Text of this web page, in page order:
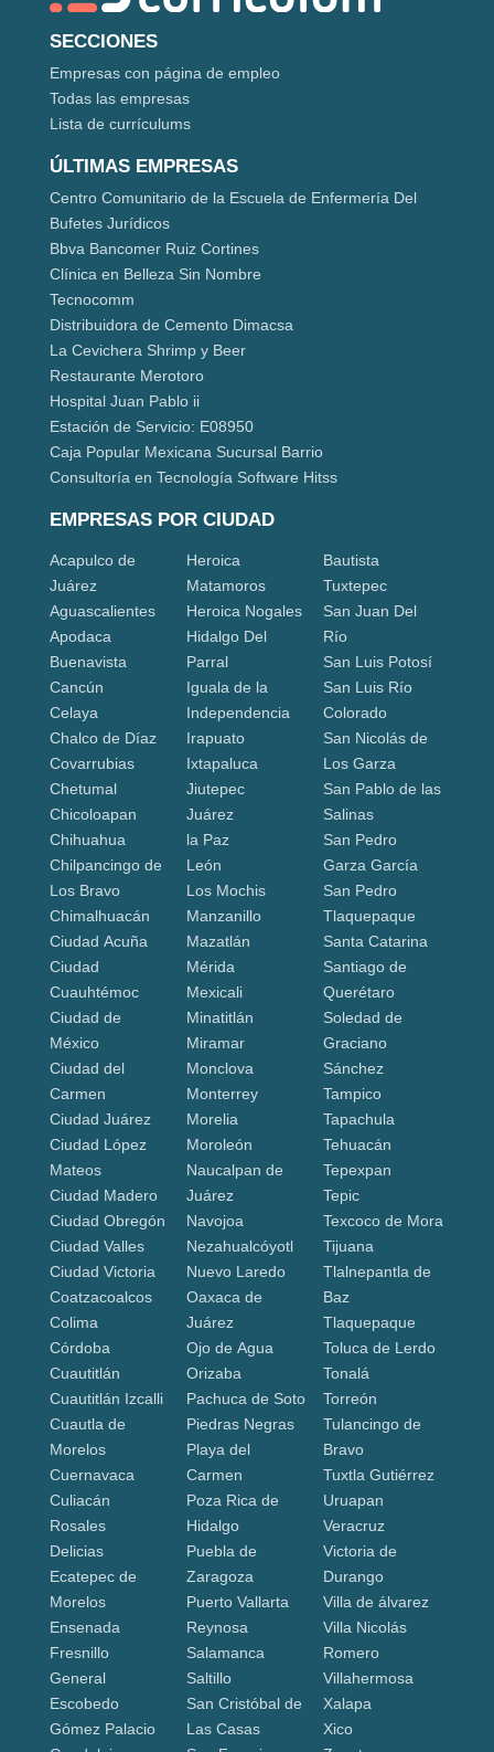
SECCIONES
Empresas con página de empleo
Todas las empresas
Lista de currículums
ÚLTIMAS EMPRESAS
Centro Comunitario de la Escuela de Enfermería Del
Bufetes Jurídicos
Bbva Bancomer Ruiz Cortines
Clínica en Belleza Sin Nombre
Tecnocomm
Distribuidora de Cemento Dimacsa
La Cevichera Shrimp y Beer
Restaurante Merotoro
Hospital Juan Pablo ii
Estación de Servicio: E08950
Caja Popular Mexicana Sucursal Barrio
Consultoría en Tecnología Software Hitss
EMPRESAS POR CIUDAD
Acapulco de
Juárez
Aguascalientes
Apodaca
Buenavista
Cancún
Celaya
Chalco de Díaz
Covarrubias
Chetumal
Chicoloapan
Chihuahua
Chilpancingo de
Los Bravo
Chimalhuacán
Ciudad Acuña
Ciudad
Cuauhtémoc
Ciudad de
México
Ciudad del
Carmen
Ciudad Juárez
Ciudad López
Mateos
Ciudad Madero
Ciudad Obregón
Ciudad Valles
Ciudad Victoria
Coatzacoalcos
Colima
Córdoba
Cuautitlán
Cuautitlán Izcalli
Cuautla de
Morelos
Cuernavaca
Culiacán
Rosales
Delicias
Ecatepec de
Morelos
Ensenada
Fresnillo
General
Escobedo
Gómez Palacio
Heroica
Matamoros
Heroica Nogales
Hidalgo Del
Parral
Iguala de la
Independencia
Irapuato
Ixtapaluca
Jiutepec
Juárez
la Paz
León
Los Mochis
Manzanillo
Mazatlán
Mérida
Mexicali
Minatitlán
Miramar
Monclova
Monterrey
Morelia
Moroleón
Naucalpan de
Juárez
Navojoa
Nezahualcóyotl
Nuevo Laredo
Oaxaca de
Juárez
Ojo de Agua
Orizaba
Pachuca de Soto
Piedras Negras
Playa del
Carmen
Poza Rica de
Hidalgo
Puebla de
Zaragoza
Puerto Vallarta
Reynosa
Salamanca
Saltillo
San Cristóbal de
Las Casas
Bautista
Tuxtepec
San Juan Del
Río
San Luis Potosí
San Luis Río
Colorado
San Nicolás de
Los Garza
San Pablo de las
Salinas
San Pedro
Garza García
San Pedro
Tlaquepaque
Santa Catarina
Santiago de
Querétaro
Soledad de
Graciano
Sánchez
Tampico
Tapachula
Tehuacán
Tepexpan
Tepic
Texcoco de Mora
Tijuana
Tlalnepantla de
Baz
Tlaquepaque
Toluca de Lerdo
Tonalá
Torreón
Tulancingo de
Bravo
Tuxtla Gutiérrez
Uruapan
Veracruz
Victoria de
Durango
Villa de álvarez
Villa Nicolás
Romero
Villahermosa
Xalapa
Xico